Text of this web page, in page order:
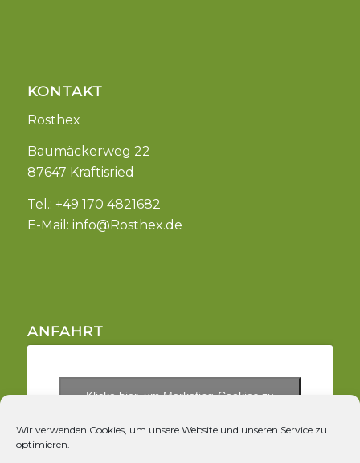
Wir verwenden Cookies, um unsere Website und unseren Service zu
optimieren.
KONTAKT
Rosthex
Baumäckerweg 22
87647 Kraftisried
Tel.: +49 170 4821682
E-Mail: info@Rosthex.de
ANFAHRT
Klicke hier, um Marketing-Cookies zu